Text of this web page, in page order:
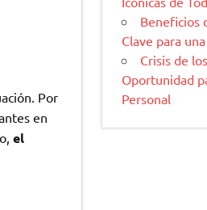
Por
en
el
Beneficios
Clave para
Crisis de
Oportunidad
Personal